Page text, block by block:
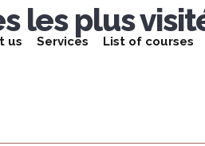
us Services List of courses
les plus